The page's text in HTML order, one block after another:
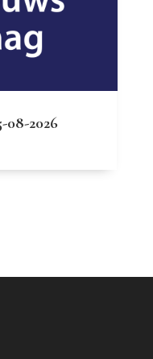
08-2026